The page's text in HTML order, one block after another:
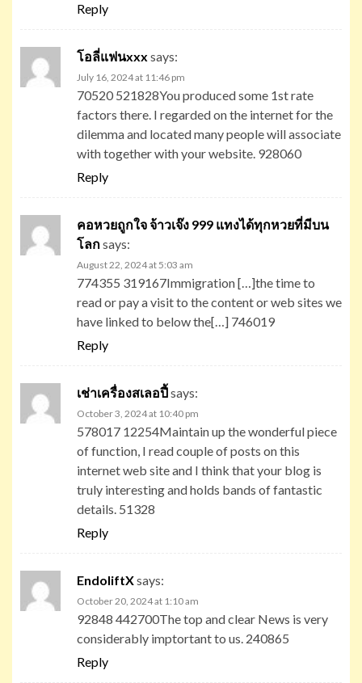
Reply
โอลี่แฟนxxx says:
July 16, 2024 at 11:46 pm
70520 521828You produced some 1st rate
factors there. I regarded on the internet for the
dilemma and located many people will associate
with together with your website. 928060
Reply
คอหวยถูกใจ จ้าวเจ๊ง 999 แทงได้ทุกหวยที่มีบน
โลกsays:
August 22, 2024 at 5:03 am
774355 319167Immigration […]the time to
read or pay a visit to the content or web sites we
have linked to below the[…] 746019
Reply
เช่าเครื่องสเลอปี้says:
October 3, 2024 at 10:40 pm
578017 12254Maintain up the wonderful piece
of function, I read couple of posts on this
internet web site and I think that your blog is
truly interesting and holds bands of fantastic
details. 51328
Reply
EndoliftXsays:
October 20, 2024 at 1:10 am
92848 442700The top and clear News is very
considerably imptortant to us. 240865
Reply